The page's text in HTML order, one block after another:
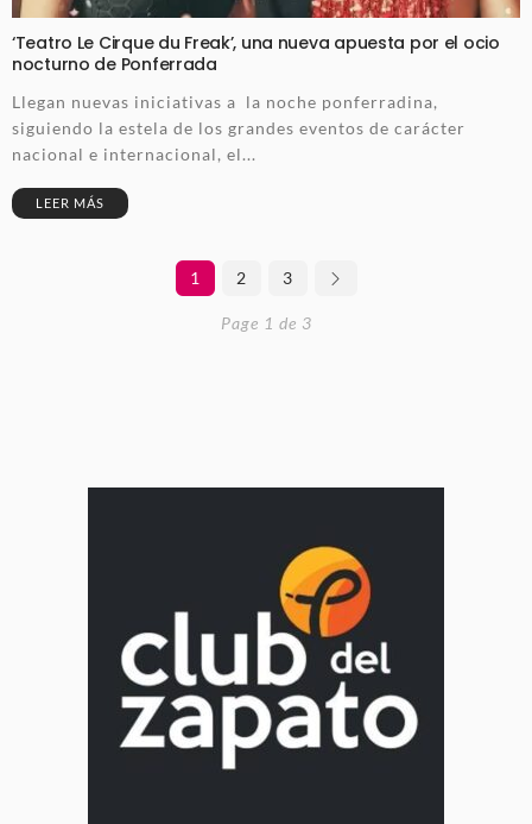
‘Teatro Le Cirque du Freak’, una nueva apuesta por el ocio
nocturno de Ponferrada
Llegan nuevas iniciativas a la noche ponferradina,
siguiendo la estela de los grandes eventos de carácter
nacional e internacional, el...
LEER MÁS
1 2 3
Page 1 de 3